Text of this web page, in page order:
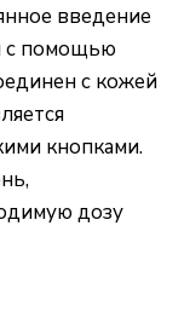
введение
с помощью
с кожей
кнопками.
дозу